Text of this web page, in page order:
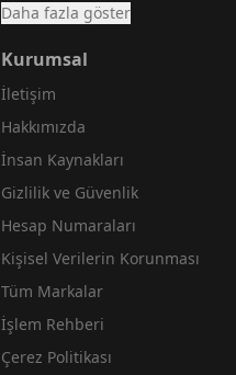
Daha fazla göster
Kurumsal
İletişim
Hakkımızda
İnsan Kaynakları
Gizlilik ve Güvenlik
Hesap Numaraları
Kişisel Verilerin Korunması
Tüm Markalar
İşlem Rehberi
Çerez Politikası